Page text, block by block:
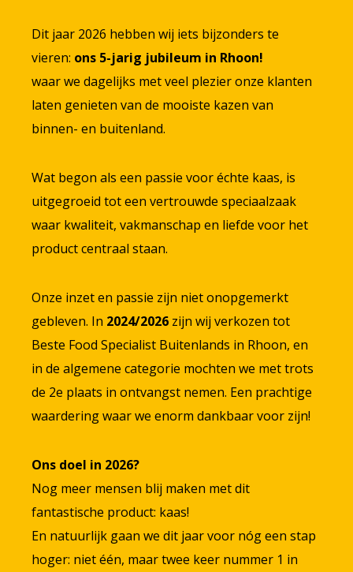
Dit jaar 2026 hebben wij iets bijzonders te
vieren: ons 5-jarig jubileum in Rhoon!
waar we dagelijks met veel plezier onze klanten
laten genieten van de mooiste kazen van
binnen- en buitenland.
Wat begon als een passie voor échte kaas, is
uitgegroeid tot een vertrouwde speciaalzaak
waar kwaliteit, vakmanschap en liefde voor het
product centraal staan.
Onze inzet en passie zijn niet onopgemerkt
gebleven. In 2024/2026 zijn wij verkozen tot
Beste Food Specialist Buitenlands in Rhoon, en
in de algemene categorie mochten we met trots
de 2e plaats in ontvangst nemen. Een prachtige
waardering waar we enorm dankbaar voor zijn!
Ons doel in 2026?
Nog meer mensen blij maken met dit
fantastische product: kaas!
En natuurlijk gaan we dit jaar voor nóg een stap
hoger: niet één, maar twee keer nummer 1 in